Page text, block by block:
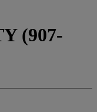
(907-